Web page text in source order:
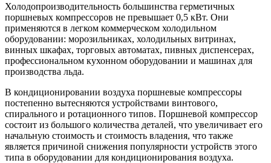
Холодопроизводительность большинства герметичных
поршневых компрессоров не превышает 0,5 кВт. Они
применяются в легком коммерческом холодильном
оборудовании: морозильниках, холодильных витринах,
винных шкафах, торговых автоматах, пивных диспенсерах,
профессиональном кухонном оборудовании и машинах для
производства льда.
В кондиционировании воздуха поршневые компрессоры
постепенно вытесняются устройствами винтового,
спирального и ротационного типов. Поршневой компрессор
состоит из большого количества деталей, что увеличивает его
начальную стоимость и стоимость владения, что также
является причиной снижения популярности устройств этого
типа в оборудовании для кондиционирования воздуха.